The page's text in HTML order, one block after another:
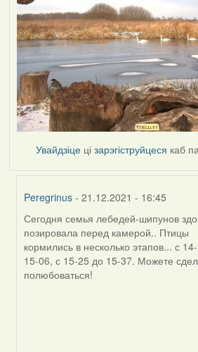
Увайдзіце цізарэгіструйцеся каб
Peregrinus - 21.12.2021 - 16:45
In
reply
to
by
Peregrinus
Сегодня семья лебедей-шипунов
позировала перед камерой.. Птицы
кормились в несколько этапов... с
15-06, с 15-25 до 15-37. Можете
полюбоваться!